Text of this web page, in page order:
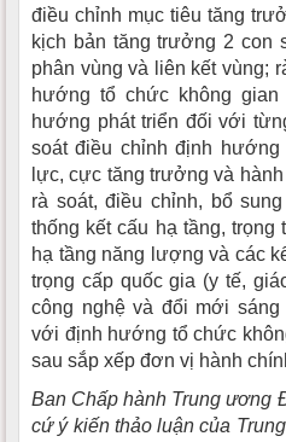
điều chỉnh mục tiêu tăng
kịch bản tăng trưởng 2 con
phân vùng và liên kết vùng;
hướng tổ chức không
hướng phát triển đối với
soát điều chỉnh định hướng
lực, cực tăng trưởng và
rà soát, điều chỉnh, bổ
thống kết cấu hạ tầng, trọng
hạ tầng năng lượng và các
trọng cấp quốc gia (y tế,
công nghệ và đổi mới
với định hướng tổ chức
sau sắp xếp đơn vị hành
Ban Chấp hành Trung ương
cứ ý kiến thảo luận của